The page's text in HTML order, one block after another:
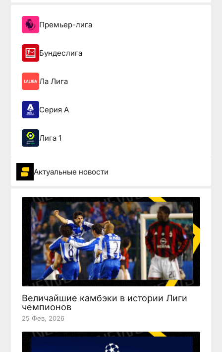
Премьер-лига
Бундеслига
Ла Лига
Серия А
Лига 1
Актуальные новости
Величайшие камбэки в истории Лиги
чемпионов
25 Фев, 2026